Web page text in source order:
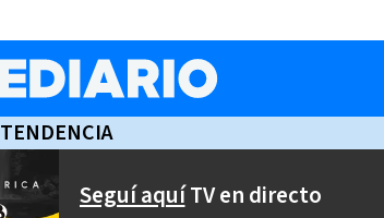
TENDENCIA
Seguí aquíTV en directo